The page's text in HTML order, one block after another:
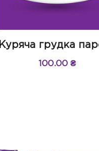
Куряча грудка
100.00₴